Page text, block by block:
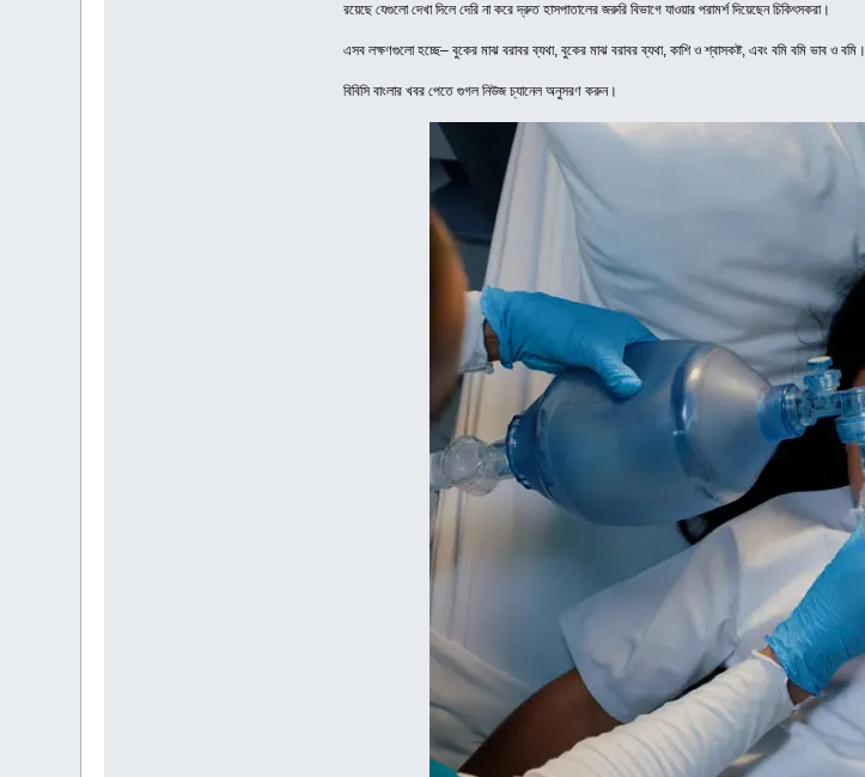
রয়েছে যেগুলো দেখা দিলে দেরি না করে দ্রুত হাসপাতালের জরুরি বিভাগে যাওয়ার পরামর্শ দিয়েছেন চিকিৎসকরা।
এসব লক্ষণগুলো হচ্ছে– বুকের মাঝ বরাবর ব্যথা, বুকের মাঝ বরাবর ব্যথা, কাশি ও শ্বাসকষ্ট, এবং বমি বমি ভাব ও বমি।
বিবিসি বাংলার খবর পেতে গুগল নিউজ চ্যানেল অনুসরণ করুন।